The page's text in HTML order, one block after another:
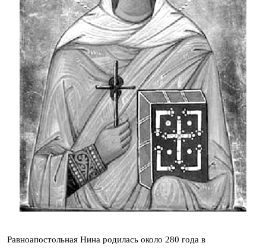
Равноапостольная Нина родилась около 280 года в